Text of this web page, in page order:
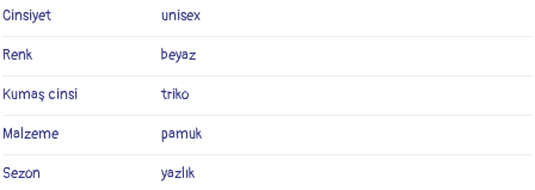
Cinsiyet unisex
Renk beyaz
Kumaş cinsi triko
Malzeme pamuk
Sezon yazlık